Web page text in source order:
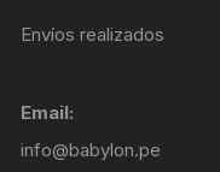
Envíos realizados
Email:
info@babylon.pe